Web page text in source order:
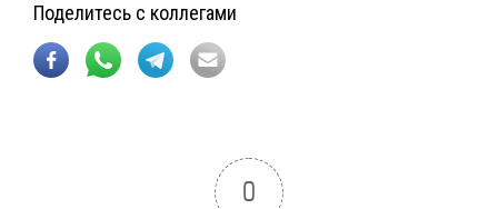
Поделитесь с коллегами
0